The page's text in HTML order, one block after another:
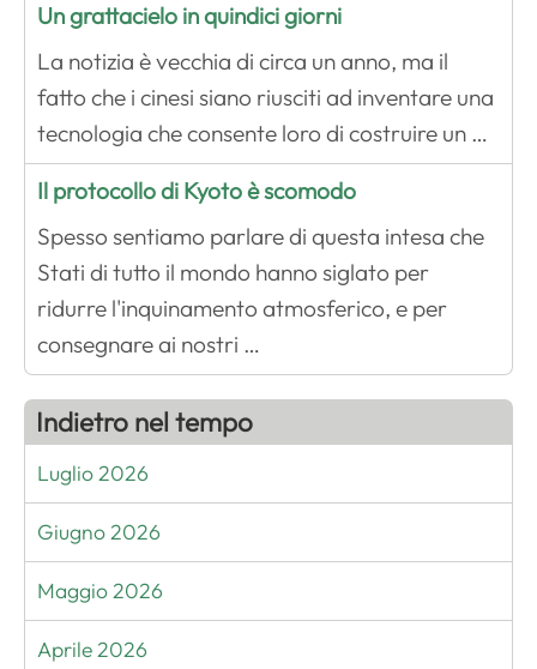
Un grattacielo in quindici giorni
La notizia è vecchia di circa un anno, ma il
fatto che i cinesi siano riusciti ad inventare una
tecnologia che consente loro di costruire un …
Il protocollo di Kyoto è scomodo
Spesso sentiamo parlare di questa intesa che
Stati di tutto il mondo hanno siglato per
ridurre l'inquinamento atmosferico, e per
consegnare ai nostri …
Indietro nel tempo
Luglio 2026
Giugno 2026
Maggio 2026
Aprile 2026